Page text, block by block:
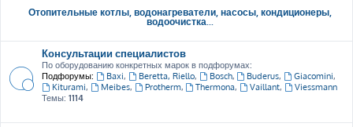
Отопительные котлы, водонагреватели, насосы, кондиционеры,
водоочистка...
Консультации специалистов
По оборудованию конкретных марок в подфорумах:
Подфорумы:
Baxi, Beretta, Riello, Bosch, Buderus, Giacomini,
Kiturami, Meibes, Protherm, Thermona, Vaillant,
Viessmann
Темы: 1114